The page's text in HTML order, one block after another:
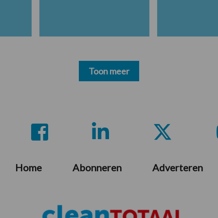
Toon meer
Home Abonneren Adverteren